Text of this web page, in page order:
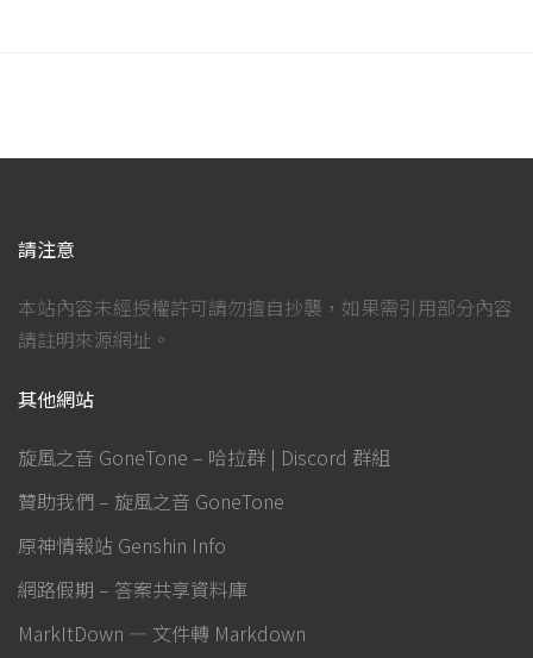
請注意
本站內容未經授權許可請勿擅自抄襲，如果需引用部分內容
請註明來源網址。
其他網站
旋風之音 GoneTone – 哈拉群 | Discord 群組
贊助我們 – 旋風之音 GoneTone
原神情報站 Genshin Info
網路假期 – 答案共享資料庫
MarkItDown — 文件轉 Markdown